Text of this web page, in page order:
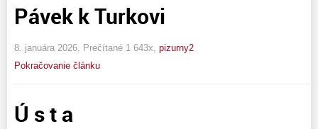
Pávek k Turkovi
8. januára 2026, Prečítané 1 643x, pizurny2
Pokračovanie článku
Ú s t a